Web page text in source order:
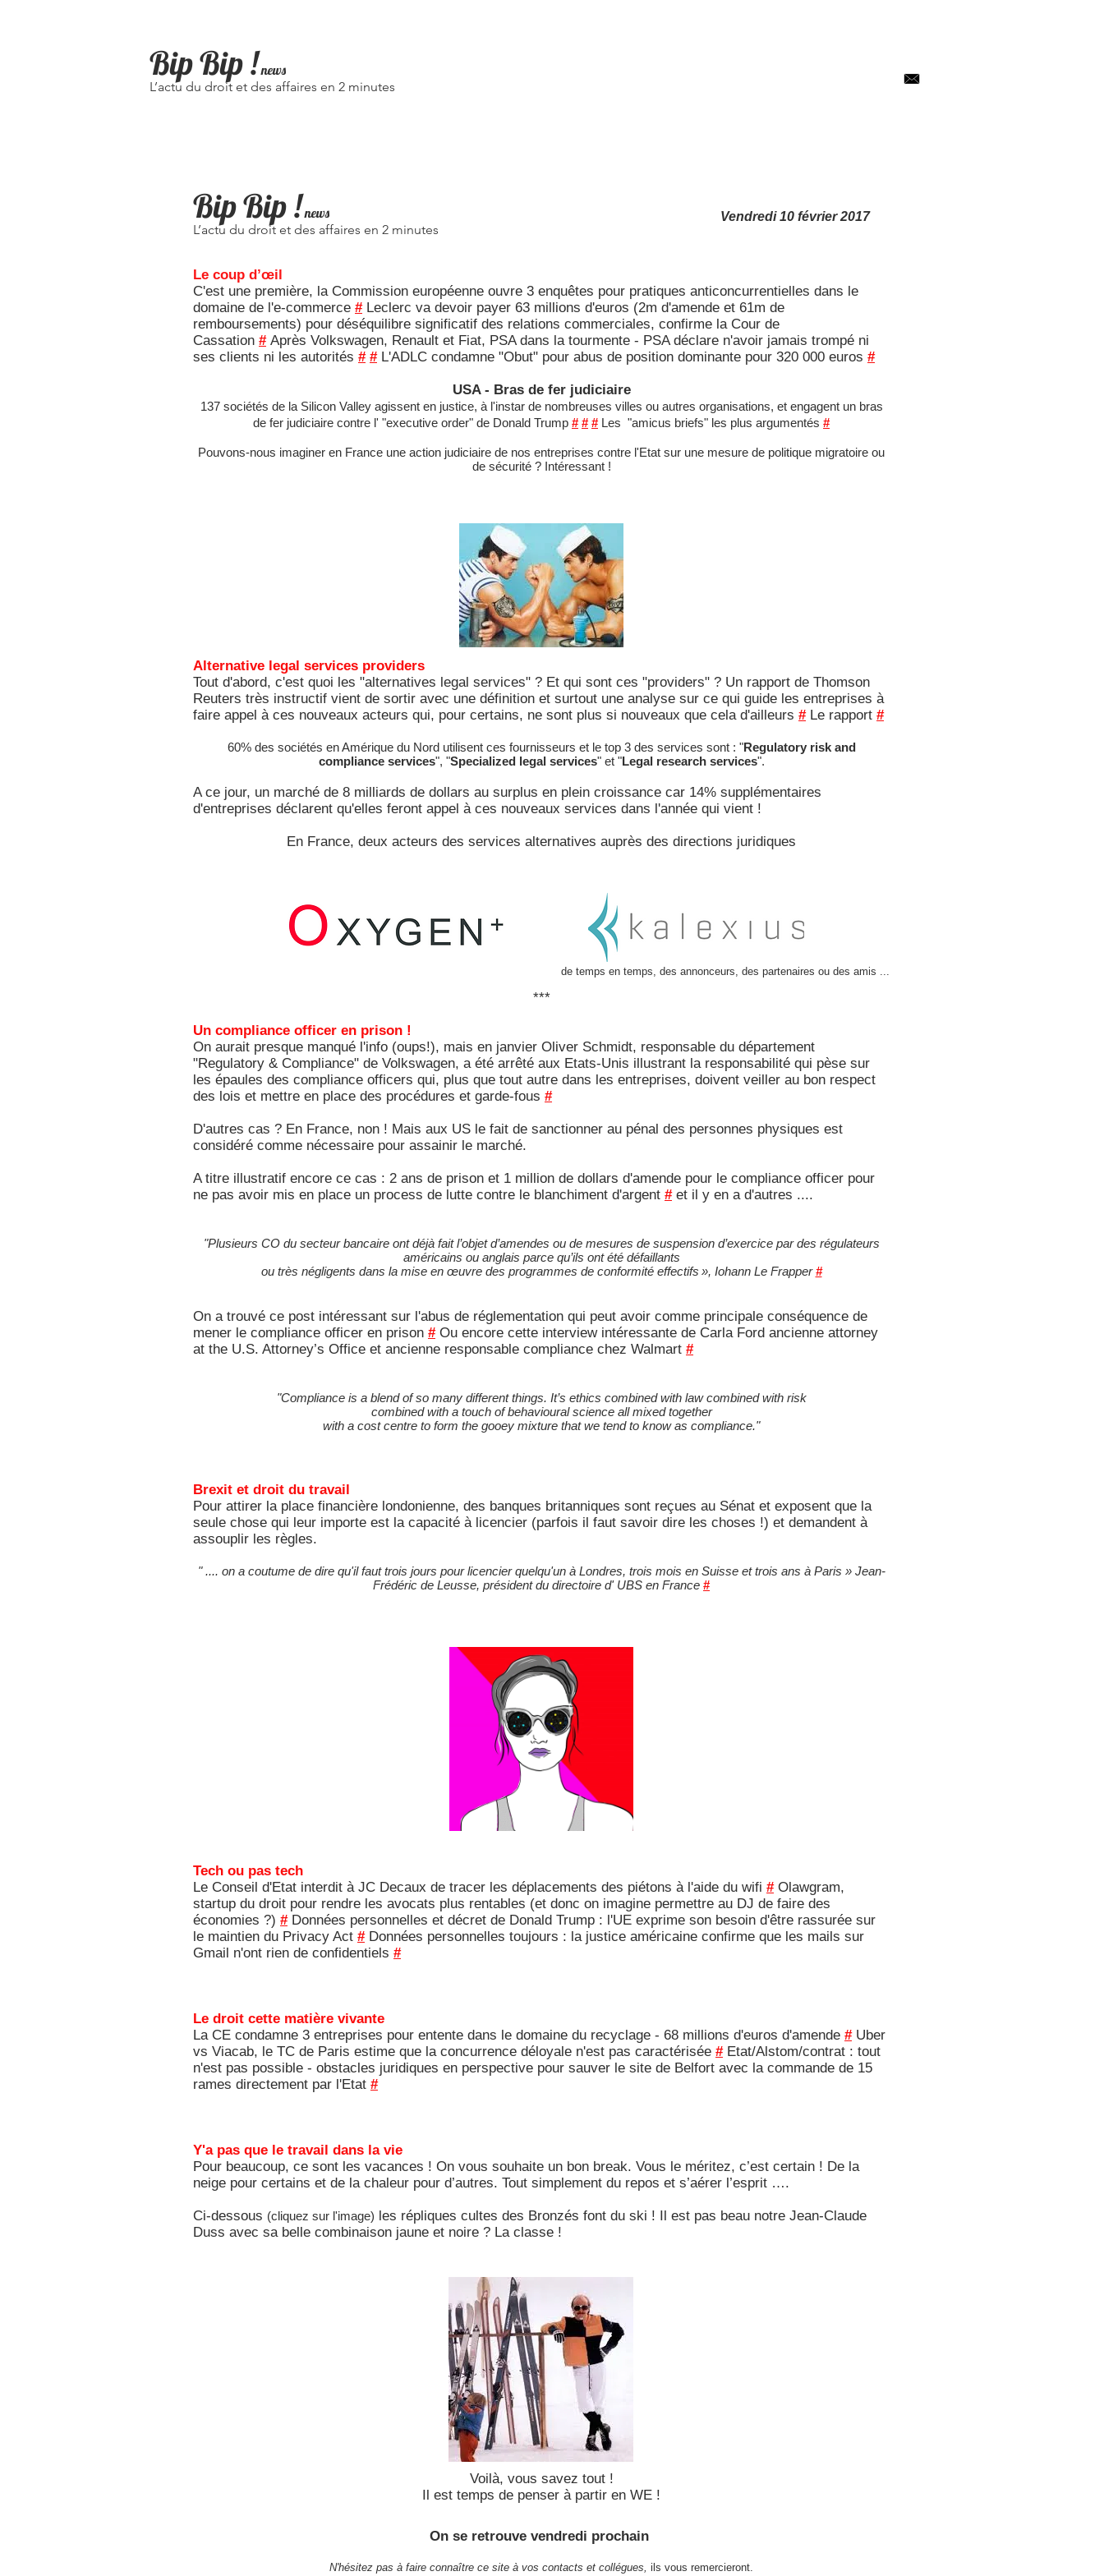
Bip Bip! news
L’actu du droit et des affaires en 2 minutes
Bip Bip ! news
L’actu du droit et des affaires en 2 minutes
Vendredi 10 février2017
Le coup d’œil
C'est une première, la Commission européenne ouvre 3 enquêtes pour pratiques anticoncurrentielles dans le
domaine de l'e-commerce #Leclerc va devoir payer 63 millions d'euros (2m d'amende et 61m de
remboursements) pour déséquilibre significatif des relations commerciales, confirme la Cour de
Cassation #Après Volkswagen, Renault et Fiat, PSA dans la tourmente - PSA déclare n'avoir jamais trompé ni
ses clients ni les autorités # #L'ADLC condamne "Obut" pour abus de position dominante pour 320 000 euros #
USA - Bras de fer judiciaire
137 sociétés de la Silicon Valley agissent en justice, à l'instar de nombreuses villes ou autres organisations, et engagent un bras
de fer judiciaire contre l' "executive order" de Donald Trump # # # Les "amicus briefs" les plus argumentés #
Pouvons-nous imaginer en France une action judiciaire de nos entreprises contre l'Etat sur une mesure de politique migratoire ou
de sécurité ? Intéressant !
Alternative legal services providers
Tout d'abord, c'est quoi les "alternatives legal services" ? Et qui sont ces "providers" ? Un rapport de Thomson
Reuters très instructif vient de sortir avec une définition et surtout une analyse sur ce qui guide les entreprises à
faire appel à ces nouveaux acteurs qui, pour certains, ne sont plus si nouveaux que cela d'ailleurs #Le rapport #
60% des sociétés en Amérique du Nord utilisent ces fournisseurs et le top 3 des services sont : "Regulatory risk and
compliance services", "Specialized legal services" et "Legal research services".
A ce jour, un marché de 8 milliards de dollars au surplus en plein croissance car 14% supplémentaires
d'entreprises déclarent qu'elles feront appel à ces nouveaux services dans l'année qui vient !
En France, deux acteurs des services alternatives auprès des directions juridiques
de temps en temps, des annonceurs, des partenaires ou des amis ...
***
Un compliance officer en prison !
On aurait presque manqué l'info (oups!), mais en janvier Oliver Schmidt, responsable du département
"Regulatory & Compliance" de Volkswagen, a été arrêté aux Etats-Unis illustrant la responsabilité qui pèse sur
les épaules des compliance officers qui, plus que tout autre dans les entreprises, doivent veiller au bon respect
des lois et mettre en place des procédures et garde-fous #
D'autres cas ? En France, non ! Mais aux US le fait de sanctionner au pénal des personnes physiques est
considéré comme nécessaire pour assainir le marché.
A titre illustratif encore ce cas : 2 ans de prison et 1 million de dollars d'amende pour le compliance officer pour
ne pas avoir mis en place un process de lutte contre le blanchiment d'argent #et il y en a d'autres ....
"Plusieurs CO du secteur bancaire ont déjà fait l’objet d’amendes ou de mesures de suspension d’exercice par des régulateurs
américains ou anglais parce qu’ils ont été défaillants
ou très négligents dans la mise en œuvre des programmes de conformité effectifs », Iohann Le Frapper#
On a trouvé ce post intéressant sur l'abus de réglementation qui peut avoir comme principale conséquence de
mener le compliance officer en prison #Ou encore cette interview intéressante de Carla Ford ancienne attorney
at the U.S. Attorney’s Office et ancienne responsable compliance chez Walmart #
"Compliance is a blend of so many different things. It’s ethics combined with law combined with risk
combined with a touch of behavioural science all mixed together
with a cost centre to form the gooey mixture that we tend to know as compliance."
Brexit et droit du travail
Pour attirer la place financière londonienne, des banques britanniques sont reçues au Sénat et exposent que la
seule chose qui leur importe est la capacité à licencier (parfois il faut savoir dire les choses !) et demandent à
assouplir les règles.
" .... on a coutume de dire qu'il faut trois jours pour licencier quelqu'un à Londres, trois mois en Suisse et trois ans à Paris » Jean-
Frédéric de Leusse, président du directoire d' UBS en France #
http://www.jenniferteichman.org
Tech ou pas tech
Le Conseil d'Etat interdit à JC Decaux de tracer les déplacements des piétons à l'aide du wifi #Olawgram,
startup du droit pour rendre les avocats plus rentables (et donc on imagine permettre au DJ de faire des
économies ?) #Données personnelles et décret de Donald Trump : l'UE exprime son besoin d'être rassurée sur
le maintien du Privacy Act #Données personnelles toujours : la justice américaine confirme que les mails sur
Gmail n'ont rien de confidentiels #
Le droit cette matière vivante
La CE condamne 3 entreprises pour entente dans le domaine du recyclage - 68 millions d'euros d'amende #Uber
vs Viacab, le TC de Paris estime que la concurrence déloyale n'est pas caractérisée #Etat/Alstom/contrat : tout
n'est pas possible - obstacles juridiques en perspective pour sauver le site de Belfort avec la commande de 15
rames directement par l'Etat #
Y'a pas que le travail dans la vie
Pour beaucoup, ce sont les vacances ! On vous souhaite un bon break. Vous le méritez, c’est certain ! De la
neige pour certains et de la chaleur pour d’autres. Tout simplement du repos et s’aérer l’esprit ….
Ci-dessous (cliquez sur l'image) les répliques cultes des Bronzés font du ski ! Il est pas beau notre Jean-Claude
Duss avec sa belle combinaison jaune et noire ? La classe !
****
Voilà, vous savez tout !
Il est temps de penser à partir en WE !
On se retrouve vendredi prochain
N'hésitez pas à faire connaître ce site à vos contacts et collégues, ils vous remercieront.